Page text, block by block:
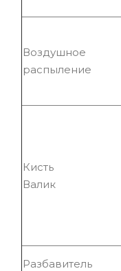
Воздушное
распыление
Кисть
Валик
Разбавитель